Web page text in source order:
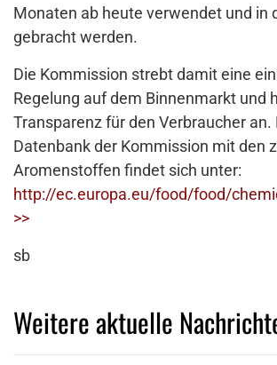
Monaten ab heute verwendet und in
gebracht werden.
Die Kommission strebt damit eine
Regelung auf dem Binnenmarkt und
Transparenz für den Verbraucher an.
Datenbank der Kommission mit den
Aromenstoffen findet sich unter:
http://ec.europa.eu/food/food/
>>
sb
Weitere aktuelle